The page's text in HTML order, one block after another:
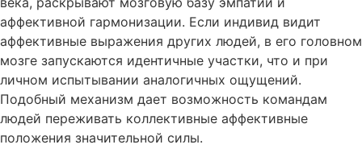
аффективной гармонизации. Если индивид видит
аффективные выражения других людей, в его головном
мозге запускаются идентичные участки, что и при
личном испытывании аналогичных ощущений.
Подобный механизм дает возможность командам
людей переживать коллективные аффективные
положения значительной силы.